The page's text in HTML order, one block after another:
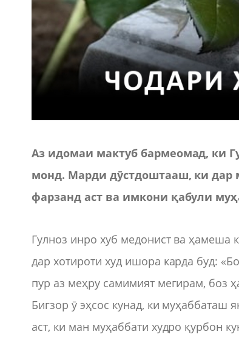
Аз идомаи мактуб бармеомад, ки
монд. Марди дӯстдоштааш, ки дар
фарзанд аст ва имкони қабули
Гулноз инро хуб медонист ва
дар хотироти худ ишора карда буд:
пур аз меҳру самимият мегирам,
Бигзор ӯ эҳсос кунад, ки муҳаббаташ
аст, ки ман муҳаббати худро қурбон